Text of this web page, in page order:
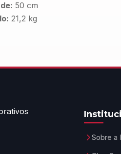
50 cm
21,2 kg
Sobre a